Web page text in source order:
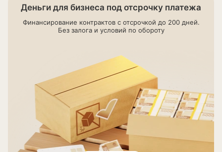
Деньги для бизнеса под отсрочку платежа
Финансирование контрактов с отсрочкой до 200 дней.
Без залога и условий по обороту